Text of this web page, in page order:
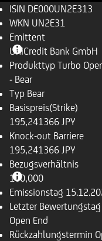
ISIN DE000UN2E313
WKN UN2E31
Emittent
UniCredit Bank GmbH
Produkttyp Turbo
- Bear
Typ Bear
Basispreis(Strike)
195,241366 JPY
Knock-out Barriere
195,241366 JPY
Bezugsverhältnis
100,000
Emissionstag
Letzter Bewertungstag
Open End
Rückzahlungstermin